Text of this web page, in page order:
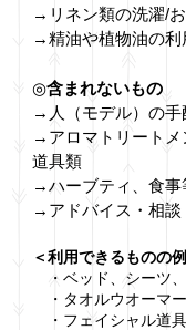
→リネン類の洗濯/
​→精油や植物油の利
◎含まれないもの
→人（モデル）の手
→ アロマトリート
道具類
→ハーブティ、食事
→アドバイス・相談
＜利用できるものの
・ベッド、シーツ
・タオルウオーマー
・フェイシャル道